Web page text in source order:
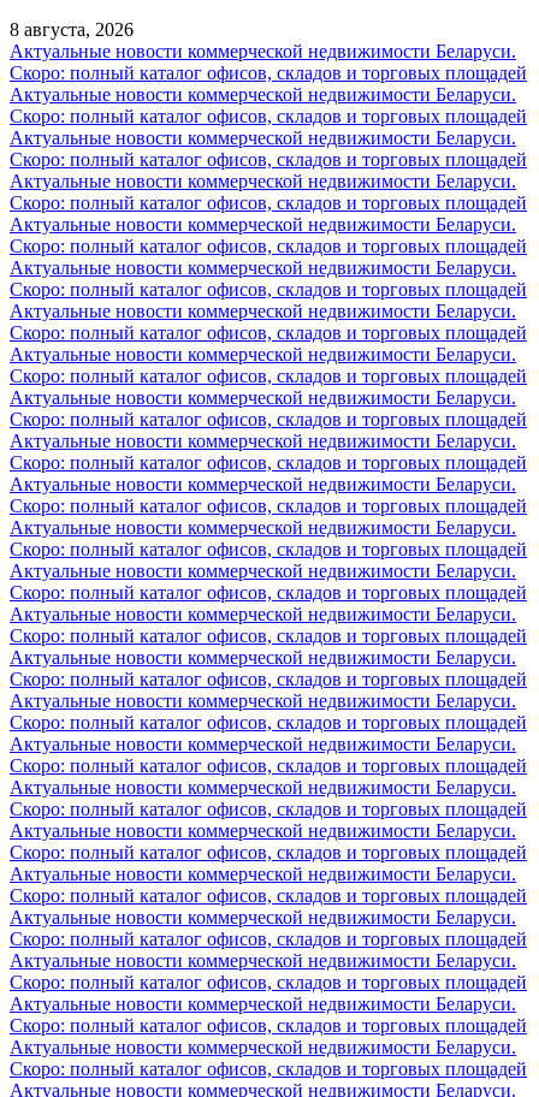
8 августа, 2026
Актуальные новости коммерческой недвижимости Беларуси.
Скоро: полный каталог офисов, складов и торговых площадей
Актуальные новости коммерческой недвижимости Беларуси.
Скоро: полный каталог офисов, складов и торговых площадей
Актуальные новости коммерческой недвижимости Беларуси.
Скоро: полный каталог офисов, складов и торговых площадей
Актуальные новости коммерческой недвижимости Беларуси.
Скоро: полный каталог офисов, складов и торговых площадей
Актуальные новости коммерческой недвижимости Беларуси.
Скоро: полный каталог офисов, складов и торговых площадей
Актуальные новости коммерческой недвижимости Беларуси.
Скоро: полный каталог офисов, складов и торговых площадей
Актуальные новости коммерческой недвижимости Беларуси.
Скоро: полный каталог офисов, складов и торговых площадей
Актуальные новости коммерческой недвижимости Беларуси.
Скоро: полный каталог офисов, складов и торговых площадей
Актуальные новости коммерческой недвижимости Беларуси.
Скоро: полный каталог офисов, складов и торговых площадей
Актуальные новости коммерческой недвижимости Беларуси.
Скоро: полный каталог офисов, складов и торговых площадей
Актуальные новости коммерческой недвижимости Беларуси.
Скоро: полный каталог офисов, складов и торговых площадей
Актуальные новости коммерческой недвижимости Беларуси.
Скоро: полный каталог офисов, складов и торговых площадей
Актуальные новости коммерческой недвижимости Беларуси.
Скоро: полный каталог офисов, складов и торговых площадей
Актуальные новости коммерческой недвижимости Беларуси.
Скоро: полный каталог офисов, складов и торговых площадей
Актуальные новости коммерческой недвижимости Беларуси.
Скоро: полный каталог офисов, складов и торговых площадей
Актуальные новости коммерческой недвижимости Беларуси.
Скоро: полный каталог офисов, складов и торговых площадей
Актуальные новости коммерческой недвижимости Беларуси.
Скоро: полный каталог офисов, складов и торговых площадей
Актуальные новости коммерческой недвижимости Беларуси.
Скоро: полный каталог офисов, складов и торговых площадей
Актуальные новости коммерческой недвижимости Беларуси.
Скоро: полный каталог офисов, складов и торговых площадей
Актуальные новости коммерческой недвижимости Беларуси.
Скоро: полный каталог офисов, складов и торговых площадей
Актуальные новости коммерческой недвижимости Беларуси.
Скоро: полный каталог офисов, складов и торговых площадей
Актуальные новости коммерческой недвижимости Беларуси.
Скоро: полный каталог офисов, складов и торговых площадей
Актуальные новости коммерческой недвижимости Беларуси.
Скоро: полный каталог офисов, складов и торговых площадей
Актуальные новости коммерческой недвижимости Беларуси.
Скоро: полный каталог офисов, складов и торговых площадей
Актуальные новости коммерческой недвижимости Беларуси.